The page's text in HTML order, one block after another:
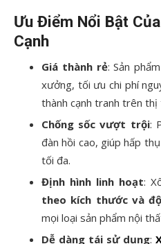
Ưu Điểm Nổi Bật
Cạnh
Giá thành rẻ: Sản
xưởng, tối ưu chi phí
thành cạnh tranh trên
Chống sốc vượt trội:
đàn hồi cao, giúp hấp
tối đa.
Định hình linh hoạt:
theo kích thước và
mọi loại sản phẩm nội
Dễ dàng tái sử dụng: